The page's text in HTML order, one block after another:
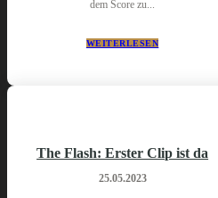
dem Score zu...
WEITERLESEN
The Flash: Erster Clip ist da
25.05.2023